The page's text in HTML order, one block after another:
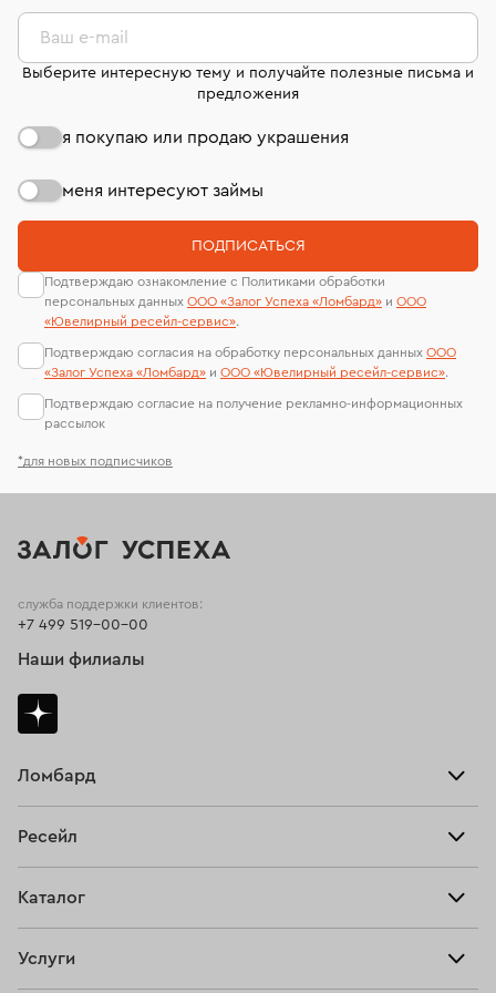
комиссионных украшений и часов смотрите на
странице«Возврат украшений»
лабораторий
*для новых подписчиков
Ваш e-mail
Выберите интересную тему и получайте полезные письма и
предложения
я покупаю или продаю украшения
меня интересуют займы
ПОДПИСАТЬСЯ
Подтверждаю ознакомление с Политиками обработки
персональных данных ООО «Залог Успеха «Ломбард» и ООО
«Ювелирный ресейл-сервиc».
Подтверждаю согласия на обработку персональных данных ООО
«Залог Успеха «Ломбард» и ООО «Ювелирный ресейл-сервиc».
Подтверждаю согласие на получение рекламно-информационных
рассылок
Ломбард
Тарифы
Ресейл
Купить
Каталог
Услуги
служба поддержки клиентов:
+7 499 519-00-00
Наши филиалы